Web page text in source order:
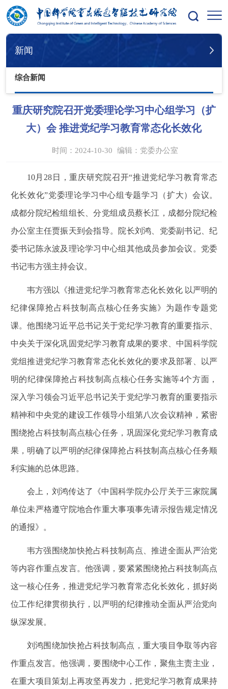
您的位置：首页 新闻 综合新闻
新闻
综合新闻
重庆研究院召开党委理论学习中心组学习（扩
大）会 推进党纪学习教育常态化长效化
时间：2024-10-30 编辑： 党委办公室
10月 28 日，重庆研究院召开“推进党纪学习教育常态
化长效化”党委理论学习中心组专题学习（扩大）会议。
成都分院纪检组组长、分党组成员蔡长江，成都分院纪检
办公室主任贾振天到会指导。院长刘鸿、党委副书记、纪
委书记陈永波及理论学习中心组其他成员参加会议。党委
书记韦方强主持会议。
韦方强以《推进党纪学习教育常态化长效化 以严明的
纪律保障抢占科技制高点核心任务实施》为题作专题党
课。他围绕习近平总书记关于党纪学习教育的重要指示、
中央关于深化巩固党纪学习教育成果的要求、中国科学院
党组推进党纪学习教育常态化长效化的要求及部署、以严
明的纪律保障抢占科技制高点核心任务实施等4个方面，
深入学习领会习近平总书记关于党纪学习教育的重要指示
精神和中央党的建设工作领导小组第八次会议精神，紧密
围绕抢占科技制高点核心任务，巩固深化党纪学习教育成
果，明确了以严明的纪律保障抢占科技制高点核心任务顺
利实施的总体思路。
会上，刘鸿传达了《中国科学院办公厅关于三家院属
单位未严格遵守院地合作重大事项事先请示报告规定情况
的通报》。
韦方强围绕加快抢占科技制高点、推进全面从严治党
等内容作重点发言。他强调，要紧紧围绕抢占科技制高点
这一核心任务，推进党纪学习教育常态化长效化，抓好岗
位工作纪律贯彻执行，以严明的纪律推动全面从严治党向
纵深发展。
刘鸿围绕加快抢占科技制高点，重大项目争取等内容
作重点发言。他强调，要围绕中心工作，聚焦主责主业，
在重大项目策划上再攻坚再发力，把党纪学习教育成果持